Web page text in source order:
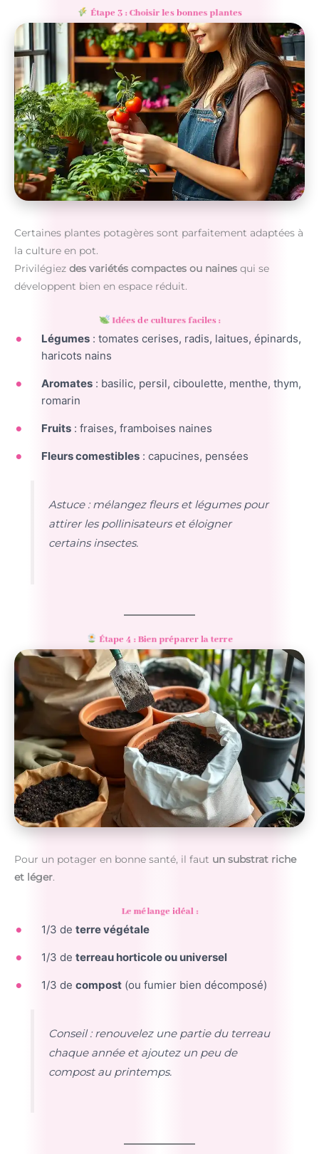
Étape 3 : Choisir les bonnes plantes
Certaines plantes potagères sont parfaitement adaptées à
la culture en pot.
Privilégiez des variétés compactes ou naines qui se
développent bien en espace réduit.
Idées de cultures faciles :
Légumes: tomates cerises, radis, laitues, épinards,
haricots nains
Aromates: basilic, persil, ciboulette, menthe, thym,
romarin
Fruits: fraises, framboises naines
Fleurs comestibles: capucines, pensées
Astuce : mélangez fleurs et légumes pour
attirer les pollinisateurs et éloigner
certains insectes.
Étape 4 : Bien préparer la terre
Pour un potager en bonne santé, il faut un substrat riche
et léger.
Le mélange idéal :
1/3 de terre végétale
1/3 de terreau horticole ou universel
1/3 de compost(ou fumier bien décomposé)
Conseil : renouvelez une partie du terreau
chaque année et ajoutez un peu de
compost au printemps.